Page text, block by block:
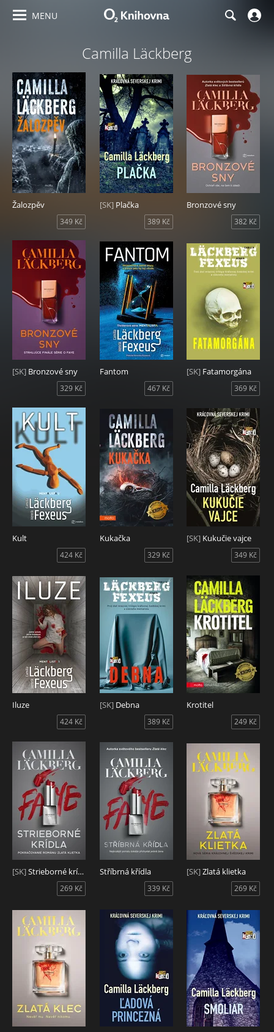
MENU
Camilla Läckberg
Žalozpěv
349 Kč
[SK]Plačka
389 Kč
Bronzové sny
382 Kč
[SK] Bronzové sny
329 Kč
Fantom
467 Kč
[SK] Fatamorgána
369 Kč
Kult
424 Kč
Kukačka
329 Kč
[SK] Kukučie vajce
349 Kč
Iluze
424 Kč
[SK]Debna
389 Kč
Krotitel
249 Kč
[SK]Strieborné krídla
269 Kč
Stříbrná křídla
339 Kč
[SK]Zlatá klietka
269 Kč